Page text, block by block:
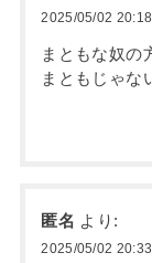
2025/05/02 20:18
まともな奴の
まともじゃな
匿名 より:
2025/05/02 20:33